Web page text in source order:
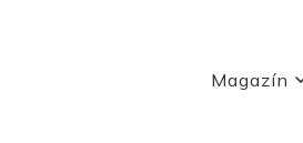
Magazín